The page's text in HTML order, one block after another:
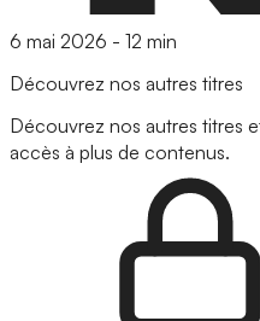
6 mai 2026 - 12 min
Découvrez nos autres titres
Découvrez nos autres titres
accès à plus de contenus.